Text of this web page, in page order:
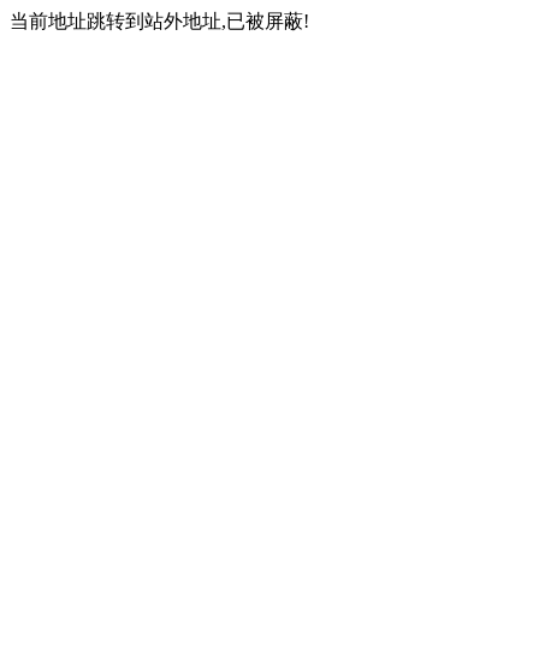
当前地址跳转到站外地址,已被屏蔽!